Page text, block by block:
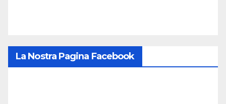
La Nostra Pagina Facebook